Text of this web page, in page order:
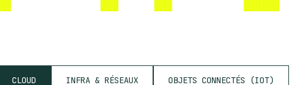
CLOUD INFRA & RÉSEAUX OBJETS CONNECTÉS (IOT)